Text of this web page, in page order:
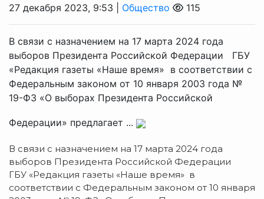
27 декабря 2023, 9:53 | Общество 115
В связи с назначением на 17 марта 2024 года
выборов Президента Российской Федерации ГБУ
«Редакция газеты «Наше время» в соответствии с
Федеральным законом от 10 января 2003 года №
19-ФЗ «О выборах Президента Российской
Федерации» предлагает ...
В связи с назначением на 17 марта 2024 года
выборов Президента Российской Федерации
ГБУ «Редакция газеты «Наше время» в
соответствии с Федеральным законом от 10 января